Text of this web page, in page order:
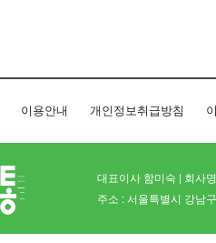
이용안내 개인정보취급방침
대표이사 함미숙 | 회사
주소 : 서울특별시 강남